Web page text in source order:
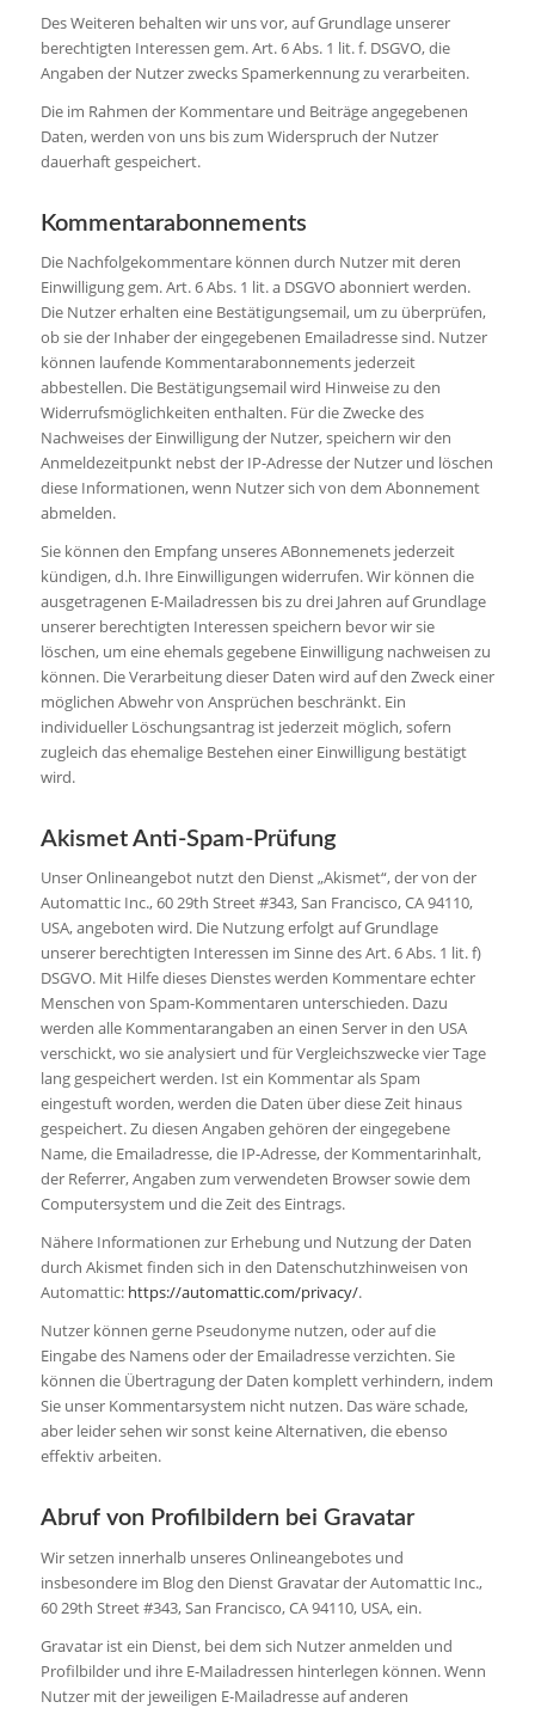
Des Weiteren behalten wir uns vor, auf Grundlage unserer
berechtigten Interessen gem. Art. 6 Abs. 1 lit. f. DSGVO, die
Angaben der Nutzer zwecks Spamerkennung zu verarbeiten.
Die im Rahmen der Kommentare und Beiträge angegebenen
Daten, werden von uns bis zum Widerspruch der Nutzer
dauerhaft gespeichert.
Kommentarabonnements
Die Nachfolgekommentare können durch Nutzer mit deren
Einwilligung gem. Art. 6 Abs. 1 lit. a DSGVO abonniert werden.
Die Nutzer erhalten eine Bestätigungsemail, um zu überprüfen,
ob sie der Inhaber der eingegebenen Emailadresse sind. Nutzer
können laufende Kommentarabonnements jederzeit
abbestellen. Die Bestätigungsemail wird Hinweise zu den
Widerrufsmöglichkeiten enthalten. Für die Zwecke des
Nachweises der Einwilligung der Nutzer, speichern wir den
Anmeldezeitpunkt nebst der IP-Adresse der Nutzer und löschen
diese Informationen, wenn Nutzer sich von dem Abonnement
abmelden.
Sie können den Empfang unseres ABonnemenets jederzeit
kündigen, d.h. Ihre Einwilligungen widerrufen. Wir können die
ausgetragenen E-Mailadressen bis zu drei Jahren auf Grundlage
unserer berechtigten Interessen speichern bevor wir sie
löschen, um eine ehemals gegebene Einwilligung nachweisen zu
können. Die Verarbeitung dieser Daten wird auf den Zweck einer
möglichen Abwehr von Ansprüchen beschränkt. Ein
individueller Löschungsantrag ist jederzeit möglich, sofern
zugleich das ehemalige Bestehen einer Einwilligung bestätigt
wird.
Akismet Anti-Spam-Prüfung
Unser Onlineangebot nutzt den Dienst „Akismet“, der von der
Automattic Inc., 60 29th Street #343, San Francisco, CA 94110,
USA, angeboten wird. Die Nutzung erfolgt auf Grundlage
unserer berechtigten Interessen im Sinne des Art. 6 Abs. 1 lit. f)
DSGVO. Mit Hilfe dieses Dienstes werden Kommentare echter
Menschen von Spam-Kommentaren unterschieden. Dazu
werden alle Kommentarangaben an einen Server in den USA
verschickt, wo sie analysiert und für Vergleichszwecke vier Tage
lang gespeichert werden. Ist ein Kommentar als Spam
eingestuft worden, werden die Daten über diese Zeit hinaus
gespeichert. Zu diesen Angaben gehören der eingegebene
Name, die Emailadresse, die IP-Adresse, der Kommentarinhalt,
der Referrer, Angaben zum verwendeten Browser sowie dem
Computersystem und die Zeit des Eintrags.
Nähere Informationen zur Erhebung und Nutzung der Daten
durch Akismet finden sich in den Datenschutzhinweisen von
Automattic: https://automattic.com/privacy/.
Nutzer können gerne Pseudonyme nutzen, oder auf die
Eingabe des Namens oder der Emailadresse verzichten. Sie
können die Übertragung der Daten komplett verhindern, indem
Sie unser Kommentarsystem nicht nutzen. Das wäre schade,
aber leider sehen wir sonst keine Alternativen, die ebenso
effektiv arbeiten.
Abruf von Profilbildern bei Gravatar
Wir setzen innerhalb unseres Onlineangebotes und
insbesondere im Blog den Dienst Gravatar der Automattic Inc.,
60 29th Street #343, San Francisco, CA 94110, USA, ein.
Gravatar ist ein Dienst, bei dem sich Nutzer anmelden und
Profilbilder und ihre E-Mailadressen hinterlegen können. Wenn
Nutzer mit der jeweiligen E-Mailadresse auf anderen